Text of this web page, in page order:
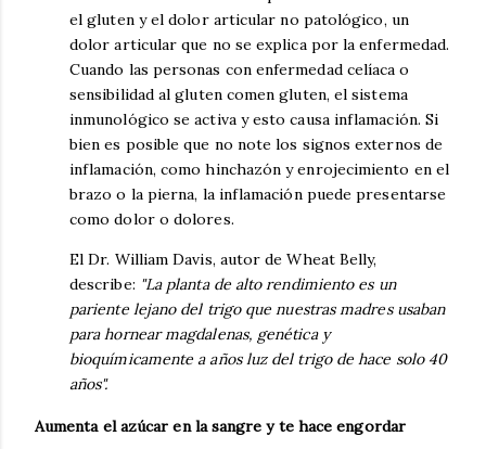
el gluten y el dolor articular no patológico, un
dolor articular que no se explica por la enfermedad.
Cuando las personas con enfermedad celíaca o
sensibilidad al gluten comen gluten, el sistema
inmunológico se activa y esto causa inflamación. Si
bien es posible que no note los signos externos de
inflamación, como hinchazón y enrojecimiento en el
brazo o la pierna, la inflamación puede presentarse
como dolor o dolores.
El Dr. William Davis, autor de Wheat Belly,
describe: "La planta de alto rendimiento es un
pariente lejano del trigo que nuestras madres usaban
para hornear magdalenas, genética y
bioquímicamente a años luz del trigo de hace solo 40
años".
Aumenta el azúcar en la sangre y te hace engordar